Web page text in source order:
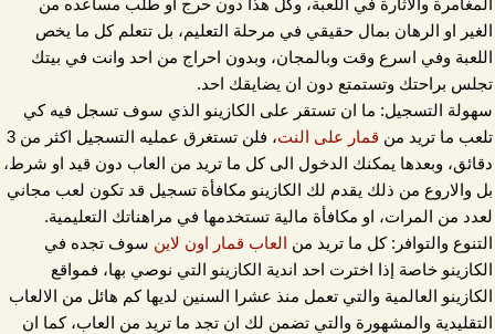
المغامرة والاثارة في اللعبة، وكل هذا دون حرج او طلب مساعده من
الغير او الرهان بمال حقيقي في مرحلة التعليم، بل تتعلم كل ما يخص
اللعبة وفي اسرع وقت وبالمجان، وبدون احراج من احد وانت في بيتك
تجلس براحتك وتستمتع دون ان يضايقك احد.
سهولة التسجيل: ما ان تستقر على الكازينو الذي سوف تسجل فيه كي
تلعب ما تريد من قمار على النت
، فلن تستغرق عمليه التسجيل اكثر من 3
دقائق، وبعدها يمكنك الدخول الى كل ما تريد من العاب دون قيد او شرط،
بل والاروع من ذلك يقدم لك الكازينو مكافأة تسجيل قد تكون لعب مجاني
لعدد من المرات، او مكافأة مالية تستخدمها في مراهناتك التعليمية.
التنوع والتوافر: كل ما تريد من العاب قمار اون لاين سوف تجده في
الكازينو خاصة إذا اخترت احد اندية الكازينو التي نوصي بها، فمواقع
الكازينو العالمية والتي تعمل منذ عشرا السنين لديها كم هائل من الالعاب
التقليدية والمشهورة والتي تضمن لك ان تجد ما تريد من العاب، كما ان